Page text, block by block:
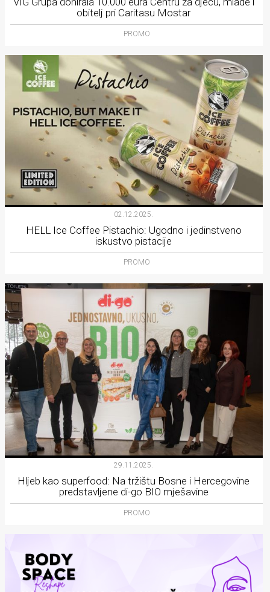
obitelj pri Caritasu Mostar
PROMO
02.12.2025.
HELL Ice Coffee Pistachio: Ugodno i jedinstveno
iskustvo pistacije
PROMO
29.11.2025.
Hljeb kao superfood: Na tržištu Bosne i Hercegovine
predstavljene di-go BIO mješavine
PROMO